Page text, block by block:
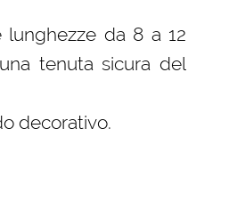
da 8 a 12
tenuta sicura del
decorativo.